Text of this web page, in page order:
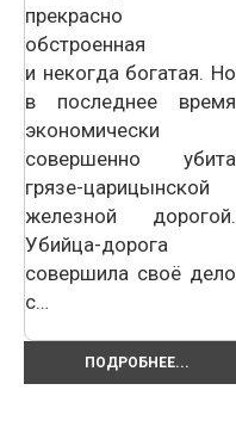
прекрасно
обстроенная
и некогда богатая. Но
в последнее время
экономически
совершенно убита
грязе-царицынской
железной дорогой.
Убийца-дорога
совершила своё дело
с…
ПОДРОБНЕЕ...